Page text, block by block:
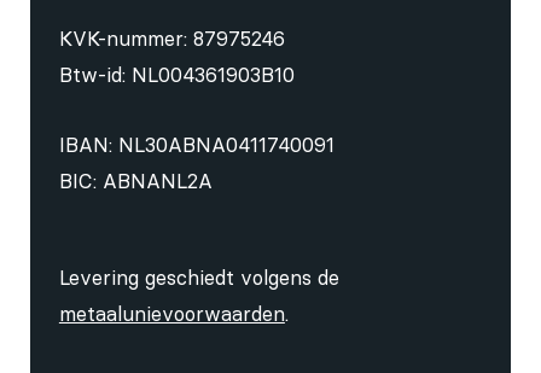
KVK-nummer: 87975246
Btw-id: NL004361903B10
IBAN: NL30ABNA0411740091
BIC: ABNANL2A
Levering geschiedt volgens de
metaalunievoorwaarden.